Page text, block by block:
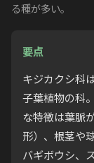
る種が多い。
要点
キジカクシ科
子葉植物の科
な特徴は葉脈
形）、根茎や
バギボウシ、